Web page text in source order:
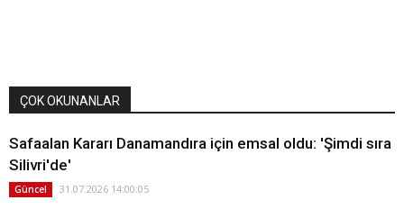
ÇOK OKUNANLAR
Safaalan Kararı Danamandıra için emsal oldu: 'Şimdi sıra
Silivri'de'
Güncel 31.07.2026 14:00:05